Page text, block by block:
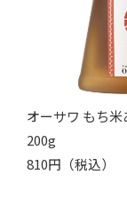
オーサワ もち米
200g
810円（税込）